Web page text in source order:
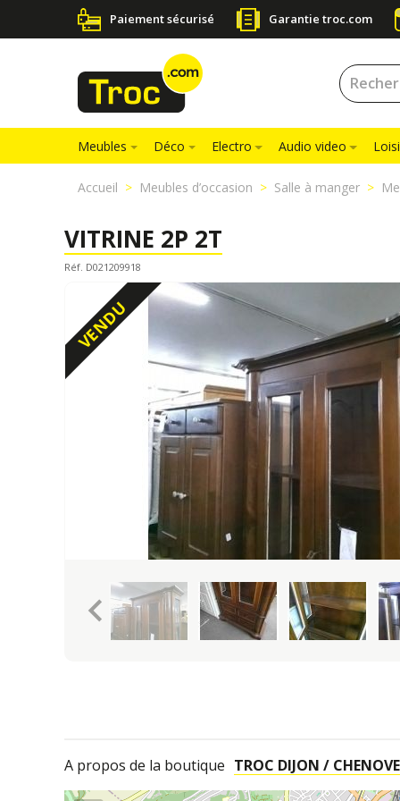
Paiement sécurisé Garantie troc.com
Meubles Déco Electro Audio video
Accueil Meubles d’occasion Salle à manger
VITRINE 2P 2T
Réf. D021209918
VENDU
keyboard_arrow_left
A propos de la boutique TROC DIJON / CHENOVE